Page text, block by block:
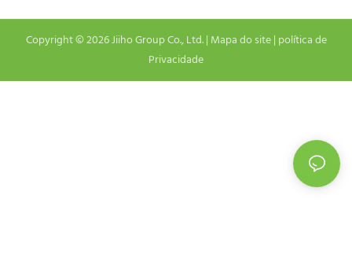
Copyright © 2026 Jiiho Group Co., Ltd. | Mapa do site| política de
Privacidade